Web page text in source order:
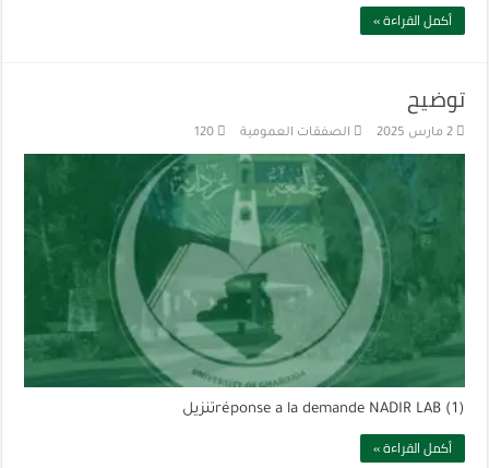
أكمل القراءة »
توضيح
2 مارس 2025 الصفقات العمومية 120
réponse a la demande NADIR LAB (1)تنزيل
أكمل القراءة »